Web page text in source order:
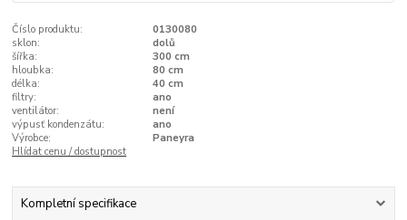
Číslo produktu:
0130080
sklon:
dolů
šířka:
300 cm
hloubka:
80 cm
délka:
40 cm
filtry:
ano
ventilátor:
není
výpusť kondenzátu:
ano
Výrobce:
Paneyra
Hlídat cenu / dostupnost
Kompletní specifikace